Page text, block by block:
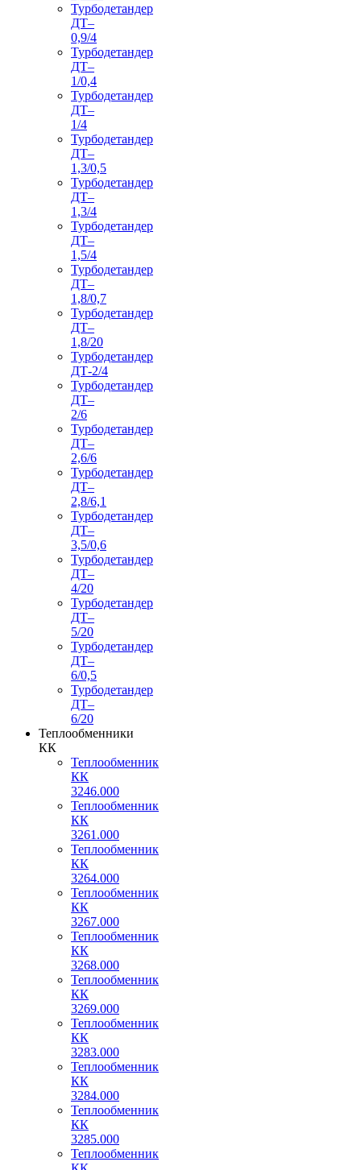
Турбодетандер
ДТ–
0,9/4
Турбодетандер
ДТ–
1/0,4
Турбодетандер
ДТ–
1/4
Турбодетандер
ДТ–
1,3/0,5
Турбодетандер
ДТ–
1,3/4
Турбодетандер
ДТ–
1,5/4
Турбодетандер
ДТ–
1,8/0,7
Турбодетандер
ДТ–
1,8/20
Турбодетандер
ДТ-2/4
Турбодетандер
ДТ–
2/6
Турбодетандер
ДТ–
2,6/6
Турбодетандер
ДТ–
2,8/6,1
Турбодетандер
ДТ–
3,5/0,6
Турбодетандер
ДТ–
4/20
Турбодетандер
ДТ–
5/20
Турбодетандер
ДТ–
6/0,5
Турбодетандер
ДТ–
6/20
Теплообменники
КК
Теплообменник
КК
3246.000
Теплообменник
КК
3261.000
Теплообменник
КК
3264.000
Теплообменник
КК
3267.000
Теплообменник
КК
3268.000
Теплообменник
КК
3269.000
Теплообменник
КК
3283.000
Теплообменник
КК
3284.000
Теплообменник
КК
3285.000
Теплообменник